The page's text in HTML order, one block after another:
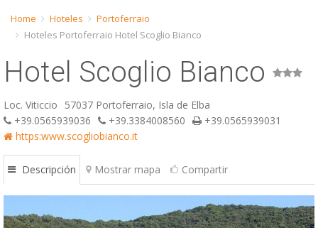
Home Hoteles
Portoferraio
Hoteles Portoferraio Hotel Scoglio Bianco
Hotel Scoglio Bianco
Loc. Viticcio
57037 Portoferraio, Isla de Elba
+39.0565939036
+39.3384008560
+39.0565939031
https:www.scogliobianco.it
Descripción Mostrar mapa Compartir